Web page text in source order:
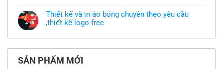
chưa
có
mẫu
thì
làm
khoác
theo
yêu
thiết
tại
TPHCM
bình
luận
ở
MU
thảm:
Hag
lại
Thiết kế và in áo bóng chuyền theo yêu cầu
,thiết kế logo free
có
luận
Thiết
SẢN PHẨM MỚI